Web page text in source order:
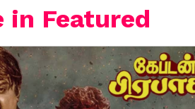
in Featured